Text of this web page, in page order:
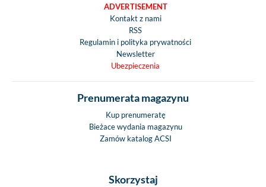
ADVERTISEMENT
Kontakt z nami
RSS
Regulamin i polityka prywatności
Newsletter
Ubezpieczenia
Prenumerata magazynu
Kup prenumeratę
Bieżace wydania magazynu
Zamów katalog ACSI
Skorzystaj